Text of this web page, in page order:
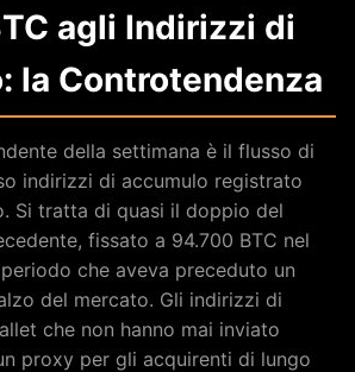
agli Indirizzi di
la Controtendenza
della settimana è il flusso di
indirizzi di accumulo registrato
Si tratta di quasi il doppio del
fissato a 94.700 BTC nel
che aveva preceduto un
del mercato. Gli indirizzi di
che non hanno mai inviato
proxy per gli acquirenti di lungo